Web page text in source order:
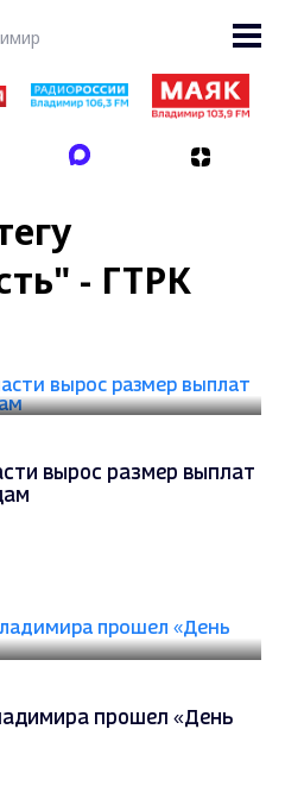
- ГТРК
вырос размер выплат
прошел «День